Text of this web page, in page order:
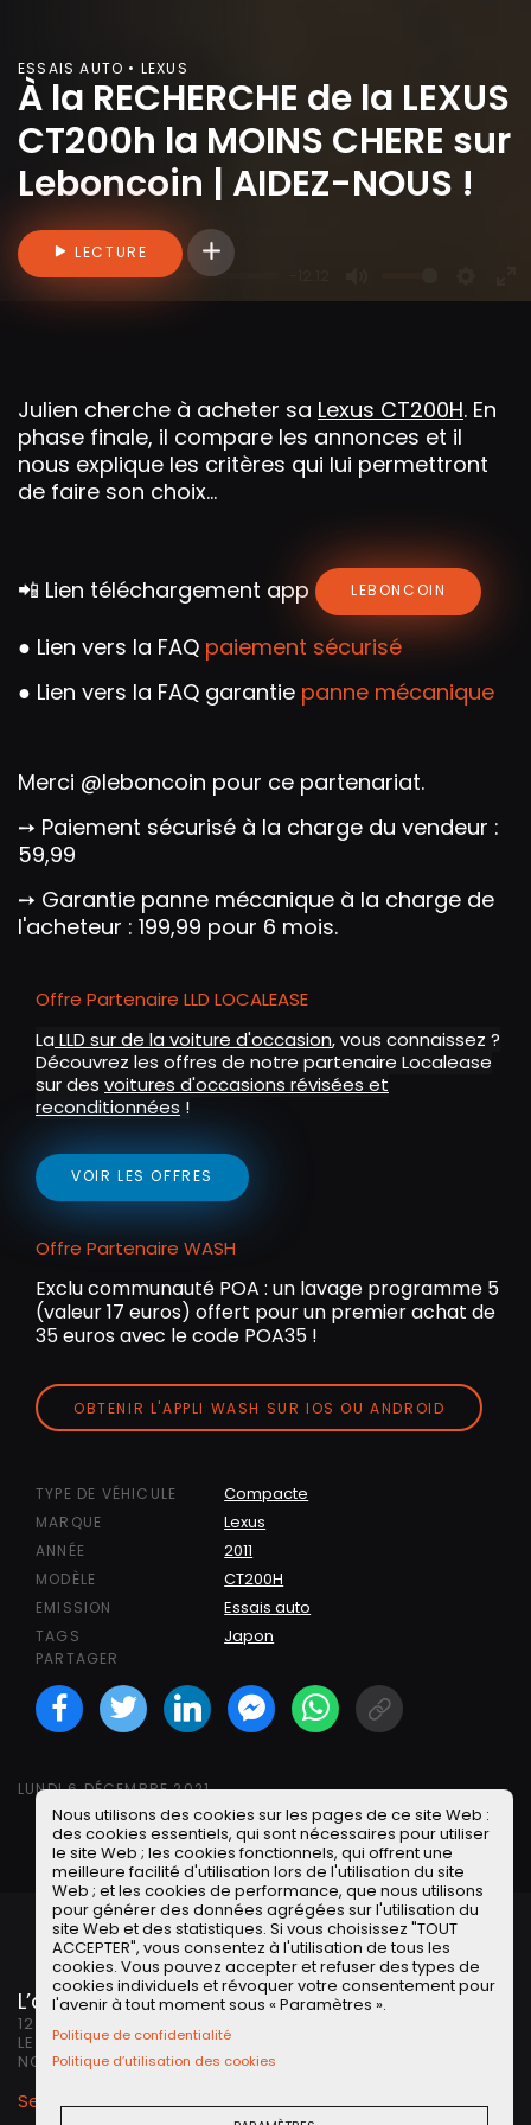
M
S
i
g
E
ESSAIS AUTO • LEXUS
À la RECHERCHE de la LEXUS
CT200h la MOINS CHERE sur
Leboncoin | AIDEZ-NOUS !
LECTURE Connectez-vous pour ajouter des
Julien cherche à acheter sa Lexus CT200H. En
phase finale, il compare les annonces et il
nous explique les critères qui lui permettront
de faire son choix...
📲 Lien téléchargement app LEBONCOIN
● Lien vers la FAQ paiement sécurisé
● Lien vers la FAQ garantie panne mécanique
Merci @leboncoin pour ce partenariat.
➙ Paiement sécurisé à la charge du vendeur :
59,99
➙ Garantie panne mécanique à la charge de
l'acheteur : 199,99 pour 6 mois.
Offre Partenaire LLD LOCALEASE
La LLD sur de la voiture d'occasion, vous connaissez ?
Découvrez les offres de notre partenaire Localease
sur des voitures d'occasions révisées et
reconditionnées !
VOIR LES OFFRES
Offre Partenaire WASH
Exclu communauté POA : un lavage programme 5
(valeur 17 euros) offert pour un premier achat de
35 euros avec le code POA35 !
OBTENIR L'APPLI WASH SUR IOS OU ANDROID
TYPE DE VÉHICULE Compacte
MARQUE Lexus
ANNÉE 2011
MODÈLE CT200H
EMISSION Essais auto
TAGS Japon
PARTAGER
Facebook
TwitterLinkedINFacebook
WhatsApp
Short link
LUNDI 6 DÉCEMBRE 2021
L’avis des Petits Observateurs
12 commentaires au sujet de « À la RECHERCHE de la
LEXUS CT200h la MOINS CHERE sur Leboncoin | AIDEZ-
NOUS ! »
Se connecterous'inscrirepour poster un commentaire
Nous utilisons des cookies sur les pages de ce site Web :
des cookies essentiels, qui sont nécessaires pour utiliser
le site Web ; les cookies fonctionnels, qui offrent une
meilleure facilité d'utilisation lors de l'utilisation du site
Web ; et les cookies de performance, que nous utilisons
pour générer des données agrégées sur l'utilisation du
site Web et des statistiques. Si vous choisissez "TOUT
ACCEPTER", vous consentez à l'utilisation de tous les
cookies. Vous pouvez accepter et refuser des types de
cookies individuels et révoquer votre consentement pour
l'avenir à tout moment sous « Paramètres ».
Politique de confidentialité
Politique d’utilisation des cookies